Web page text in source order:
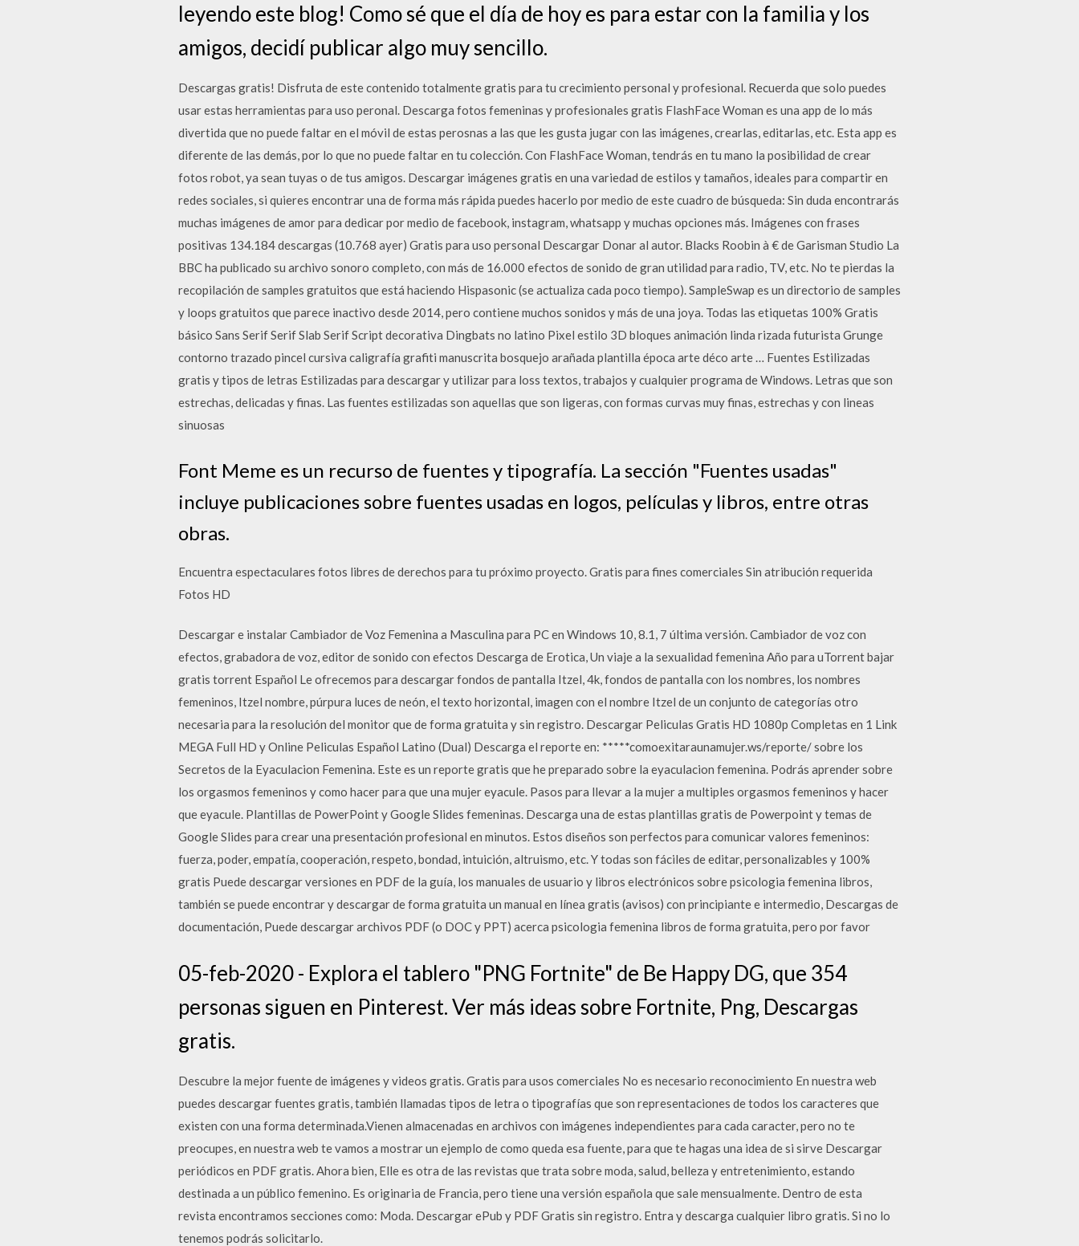
leyendo este blog! Como sé que el día de hoy es para estar con la familia y los
amigos, decidí publicar algo muy sencillo.
Descargas gratis! Disfruta de este contenido totalmente gratis para tu crecimiento personal y profesional. Recuerda que solo puedes
usar estas herramientas para uso peronal. Descarga fotos femeninas y profesionales gratis FlashFace Woman es una app de lo más
divertida que no puede faltar en el móvil de estas perosnas a las que les gusta jugar con las imágenes, crearlas, editarlas, etc. Esta app es
diferente de las demás, por lo que no puede faltar en tu colección. Con FlashFace Woman, tendrás en tu mano la posibilidad de crear
fotos robot, ya sean tuyas o de tus amigos. Descargar imágenes gratis en una variedad de estilos y tamaños, ideales para compartir en
redes sociales, si quieres encontrar una de forma más rápida puedes hacerlo por medio de este cuadro de búsqueda: Sin duda encontrarás
muchas imágenes de amor para dedicar por medio de facebook, instagram, whatsapp y muchas opciones más. Imágenes con frases
positivas 134.184 descargas (10.768 ayer) Gratis para uso personal Descargar Donar al autor. Blacks Roobin à € de Garisman Studio La
BBC ha publicado su archivo sonoro completo, con más de 16.000 efectos de sonido de gran utilidad para radio, TV, etc. No te pierdas la
recopilación de samples gratuitos que está haciendo Hispasonic (se actualiza cada poco tiempo). SampleSwap es un directorio de samples
y loops gratuitos que parece inactivo desde 2014, pero contiene muchos sonidos y más de una joya. Todas las etiquetas 100% Gratis
básico Sans Serif Serif Slab Serif Script decorativa Dingbats no latino Pixel estilo 3D bloques animación linda rizada futurista Grunge
contorno trazado pincel cursiva caligrafía grafiti manuscrita bosquejo arañada plantilla época arte déco arte … Fuentes Estilizadas
gratis y tipos de letras Estilizadas para descargar y utilizar para loss textos, trabajos y cualquier programa de Windows. Letras que son
estrechas, delicadas y finas. Las fuentes estilizadas son aquellas que son ligeras, con formas curvas muy finas, estrechas y con lineas
sinuosas
Font Meme es un recurso de fuentes y tipografía. La sección "Fuentes usadas"
incluye publicaciones sobre fuentes usadas en logos, películas y libros, entre otras
obras.
Encuentra espectaculares fotos libres de derechos para tu próximo proyecto. Gratis para fines comerciales Sin atribución requerida
Fotos HD
Descargar e instalar Cambiador de Voz Femenina a Masculina para PC en Windows 10, 8.1, 7 última versión. Cambiador de voz con
efectos, grabadora de voz, editor de sonido con efectos Descarga de Erotica, Un viaje a la sexualidad femenina Año para uTorrent bajar
gratis torrent Español Le ofrecemos para descargar fondos de pantalla Itzel, 4k, fondos de pantalla con los nombres, los nombres
femeninos, Itzel nombre, púrpura luces de neón, el texto horizontal, imagen con el nombre Itzel de un conjunto de categorías otro
necesaria para la resolución del monitor que de forma gratuita y sin registro. Descargar Peliculas Gratis HD 1080p Completas en 1 Link
MEGA Full HD y Online Peliculas Español Latino (Dual) Descarga el reporte en: *****comoexitaraunamujer.ws/reporte/ sobre los
Secretos de la Eyaculacion Femenina. Este es un reporte gratis que he preparado sobre la eyaculacion femenina. Podrás aprender sobre
los orgasmos femeninos y como hacer para que una mujer eyacule. Pasos para llevar a la mujer a multiples orgasmos femeninos y hacer
que eyacule. Plantillas de PowerPoint y Google Slides femeninas. Descarga una de estas plantillas gratis de Powerpoint y temas de
Google Slides para crear una presentación profesional en minutos. Estos diseños son perfectos para comunicar valores femeninos:
fuerza, poder, empatía, cooperación, respeto, bondad, intuición, altruismo, etc. Y todas son fáciles de editar, personalizables y 100%
gratis Puede descargar versiones en PDF de la guía, los manuales de usuario y libros electrónicos sobre psicologia femenina libros,
también se puede encontrar y descargar de forma gratuita un manual en línea gratis (avisos) con principiante e intermedio, Descargas de
documentación, Puede descargar archivos PDF (o DOC y PPT) acerca psicologia femenina libros de forma gratuita, pero por favor
05-feb-2020 - Explora el tablero "PNG Fortnite" de Be Happy DG, que 354
personas siguen en Pinterest. Ver más ideas sobre Fortnite, Png, Descargas
gratis.
Descubre la mejor fuente de imágenes y videos gratis. Gratis para usos comerciales No es necesario reconocimiento En nuestra web
puedes descargar fuentes gratis, también llamadas tipos de letra o tipografías que son representaciones de todos los caracteres que
existen con una forma determinada.Vienen almacenadas en archivos con imágenes independientes para cada caracter, pero no te
preocupes, en nuestra web te vamos a mostrar un ejemplo de como queda esa fuente, para que te hagas una idea de si sirve Descargar
periódicos en PDF gratis. Ahora bien, Elle es otra de las revistas que trata sobre moda, salud, belleza y entretenimiento, estando
destinada a un público femenino. Es originaria de Francia, pero tiene una versión española que sale mensualmente. Dentro de esta
revista encontramos secciones como: Moda. Descargar ePub y PDF Gratis sin registro. Entra y descarga cualquier libro gratis. Si no lo
tenemos podrás solicitarlo.